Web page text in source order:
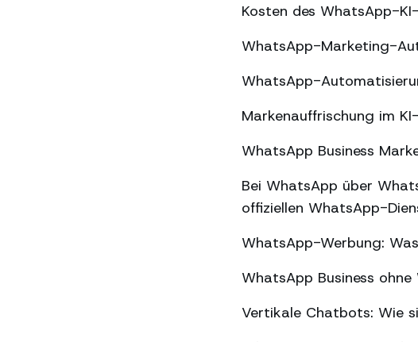
Kosten des WhatsApp-
WhatsApp-Marketing-
WhatsApp-
Markenauffrischung im
WhatsApp Business
Bei WhatsApp über
offiziellen WhatsApp-
WhatsApp-Werbung:
WhatsApp Business
Vertikale Chatbots: Wie